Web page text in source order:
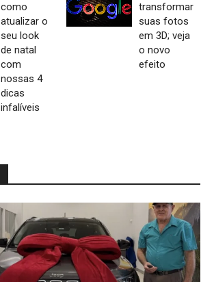
como
atualizar o
seu look
de natal
com
nossas 4
dicas
infalíveis
transformar
suas fotos
em 3D; veja
o novo
efeito